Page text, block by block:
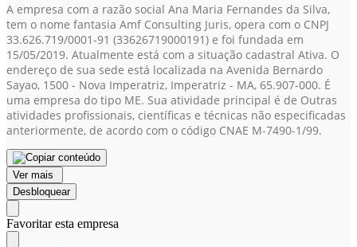
A empresa com a razão social Ana Maria Fernandes da Silva,
tem o nome fantasia Amf Consulting Juris, opera com o CNPJ
33.626.719/0001-91 (33626719000191) e foi fundada em
15/05/2019. Atualmente está com a situação cadastral Ativa. O
endereço de sua sede está localizada na Avenida Bernardo
Sayao, 1500 - Nova Imperatriz, Imperatriz - MA, 65.907-000. É
uma empresa do tipo ME. Sua atividade principal é de Outras
atividades profissionais, científicas e técnicas não especificadas
anteriormente, de acordo com o código CNAE M-7490-1/99.
Ver mais
Desbloquear
Favoritar esta empresa